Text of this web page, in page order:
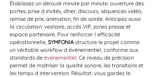
Établissez un déroulé minute par minute: ouverture des
portes, prise d invités, dîner, discours, séquences vidéo,
remise de prix, animation, fin de soirée. Anticipez aussi
la circulation: vestiaire, accès VIP, zones presse et
espace partenaire. Pour renforcer l efficacité
opérationnelle, SYMFONIA structure le projet comme
un véritable workflow d événementiel, conforme aux
standards de événementiel. Ce niveau de précision
permet de maîtriser la qualité sonore, les transitions et
les temps d intervention. Résultat: vous gardez le